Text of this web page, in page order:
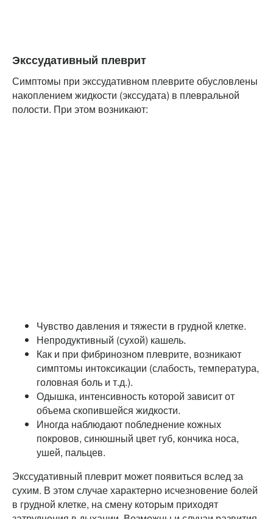
Экссудативный плеврит
Симптомы при экссудативном плеврите обусловлены
накоплением жидкости (экссудата) в плевральной
полости. При этом возникают:
Чувство давления и тяжести в грудной клетке.
Непродуктивный (сухой) кашель.
Как и при фибринозном плеврите, возникают
симптомы интоксикации (слабость, температура,
головная боль и т.д.).
Одышка, интенсивность которой зависит от
объема скопившейся жидкости.
Иногда наблюдают побледнение кожных
покровов, синюшный цвет губ, кончика носа,
ушей, пальцев.
Экссудативный плеврит может появиться вслед за
сухим. В этом случае характерно исчезновение болей
в грудной клетке, на смену которым приходят